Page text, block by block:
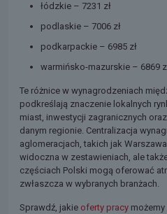
łódzkie – 7231 zł
podlaskie – 7006 zł
podkarpackie – 6985 zł
warmińsko-mazurskie – 6869
Te różnice w wynagrodzeniach
podkreślają znaczenie lokalnych
miast, inwestycji zagranicznych
danym regionie. Centralizacja
aglomeracjach, takich jak
widoczna w zestawieniach, ale
częściach Polski mogą oferować
zwłaszcza w wybranych branżach.
Sprawdź, jakie oferty pracy